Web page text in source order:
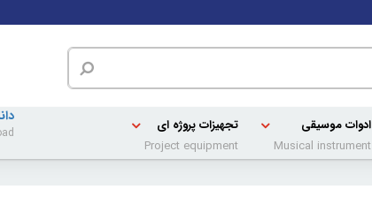
ادوات موسیقی
Musical instrument
تجهیزات پروژه ای
Project equipment